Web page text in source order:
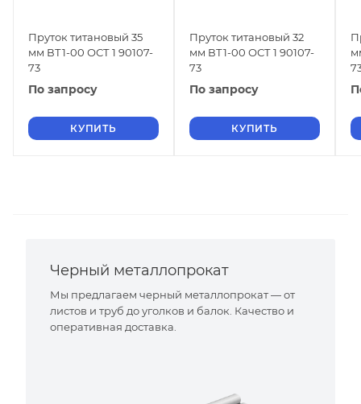
Пруток титановый 35
мм ВТ1-00 ОСТ 1 90107-
73
По запросу
КУПИТЬ
Пруток титановый 32
мм ВТ1-00 ОСТ 1 90107-
73
По запросу
КУПИТЬ
Черный металлопрокат
Мы предлагаем черный металлопрокат — от
листов и труб до уголков и балок. Качество и
оперативная доставка.